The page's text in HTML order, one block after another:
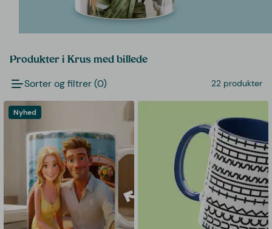
Produkter i Krus med billede
Sorter og filtrer (0) 22 produkter
Nyhed